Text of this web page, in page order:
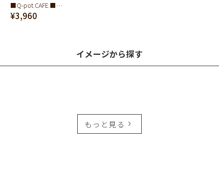
■Q-pot.CAFE.■ホイップクリーム ワッシャー トートバッグ
¥3,960
イメージから探す
もっと見る